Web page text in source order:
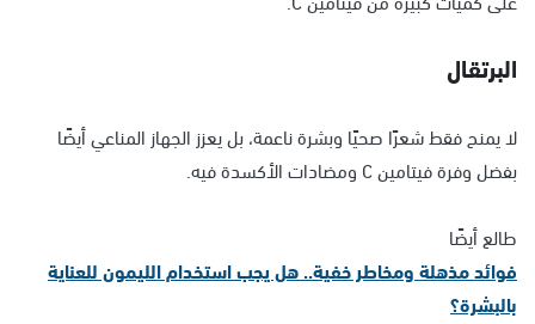
البرتقال
لا يمنح فقط شعرًا صحيًا وبشرة ناعمة، بل يعزز الجهاز المناعي أيضًا
بفضل وفرة فيتامين C ومضادات الأكسدة فيه.
طالع أيضًا
فوائد مذهلة ومخاطر خفية.. هل يجب استخدام الليمون للعناية
بالبشرة؟